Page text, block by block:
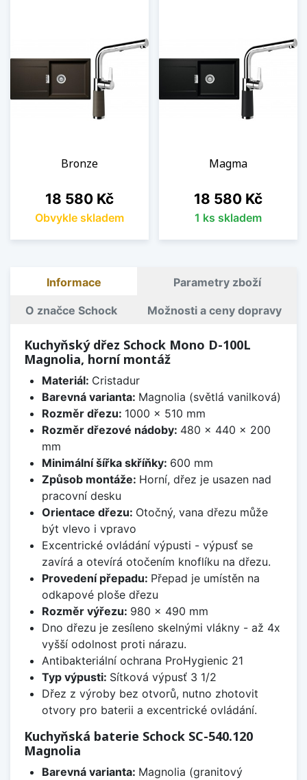
Bronze
Cena
18 580 Kč
Obvykle skladem
Magma
Cena
18 580 Kč
1 ks skladem
Informace Parametry zboží
O značce Schock Možnosti a ceny dopravy
Kuchyňský dřez Schock Mono D-100L
Magnolia, horní montáž
Materiál: Cristadur
Barevná varianta: Magnolia (světlá vanilková)
Rozměr dřezu: 1000 x 510 mm
Rozměr dřezové nádoby: 480 x 440 x 200
mm
Minimální šířka skříňky: 600 mm
Způsob montáže: Horní, dřez je usazen nad
pracovní desku
Orientace dřezu: Otočný, vana dřezu může
být vlevo i vpravo
Excentrické ovládání výpusti - výpusť se
zavírá a otevírá otočením knoflíku na dřezu.
Provedení přepadu: Přepad je umístěn na
odkapové ploše dřezu
Rozměr výřezu: 980 x 490 mm
Dno dřezu je zesíleno skelnými vlákny - až 4x
vyšší odolnost proti nárazu.
Antibakteriální ochrana ProHygienic 21
Typ výpusti: Sítková výpusť 3 1/2
Dřez z výroby bez otvorů, nutno zhotovit
otvory pro baterii a excentrické ovládání.
Kuchyňská baterie Schock SC-540.120
Magnolia
Barevná varianta: Magnolia (granitový